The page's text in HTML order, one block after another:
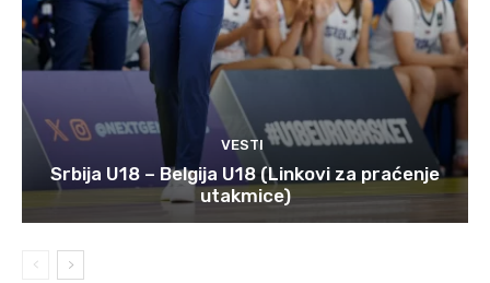
VESTI
Srbija U18 – Belgija U18 (Linkovi za praćenje
utakmice)